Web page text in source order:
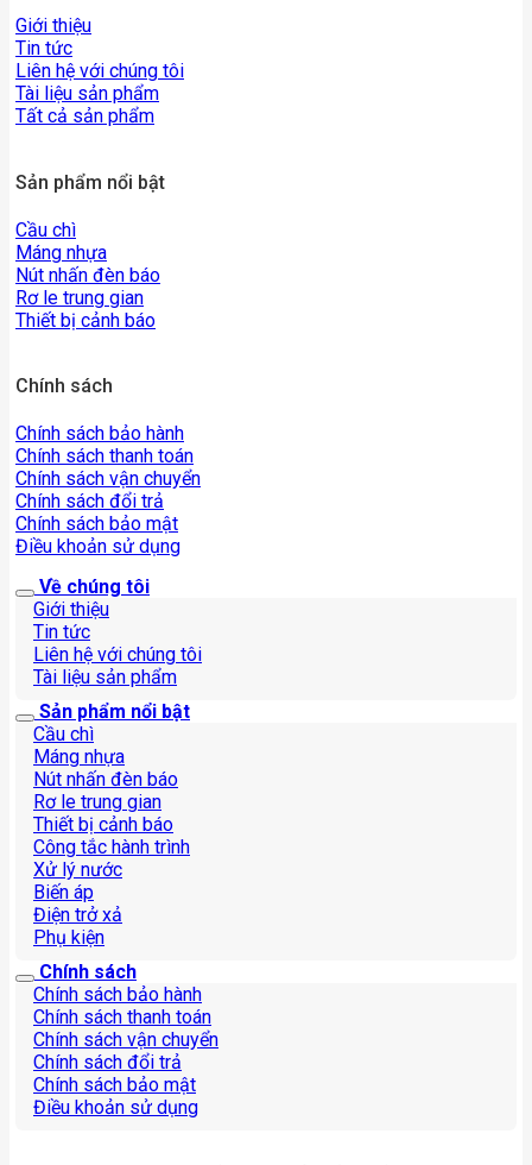
Giới thiệu
Tin tức
Liên hệ với chúng tôi
Tài liệu sản phẩm
Tất cả sản phẩm
Sản phẩm nổi bật
Cầu chì
Máng nhựa
Nút nhấn đèn báo
Rơ le trung gian
Thiết bị cảnh báo
Chính sách
Chính sách bảo hành
Chính sách thanh toán
Chính sách vận chuyển
Chính sách đổi trả
Chính sách bảo mật
Điều khoản sử dụng
Về chúng tôi
Giới thiệu
Tin tức
Liên hệ với chúng tôi
Tài liệu sản phẩm
Sản phẩm nổi bật
Cầu chì
Máng nhựa
Nút nhấn đèn báo
Rơ le trung gian
Thiết bị cảnh báo
Công tắc hành trình
Xử lý nước
Biến áp
Điện trở xả
Phụ kiện
Chính sách
Chính sách bảo hành
Chính sách thanh toán
Chính sách vận chuyển
Chính sách đổi trả
Chính sách bảo mật
Điều khoản sử dụng